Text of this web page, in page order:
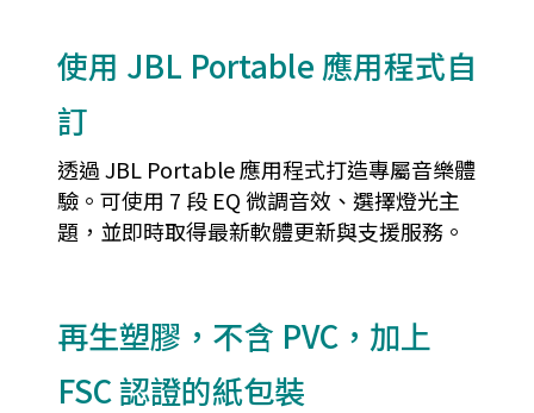
使用 JBL Portable 應用程式自
訂
透過 JBL Portable 應用程式打造專屬音樂體
驗。可使用 7 段 EQ 微調音效、選擇燈光主
題，並即時取得最新軟體更新與支援服務。
再生塑膠，不含 PVC，加上
FSC 認證的紙包裝